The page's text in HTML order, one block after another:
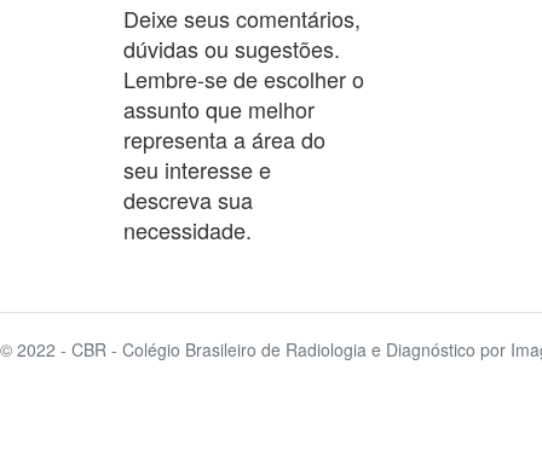
Deixe seus comentários,
dúvidas ou sugestões.
Lembre-se de escolher o
assunto que melhor
representa a área do
seu interesse e
descreva sua
necessidade.
© 2022 - CBR - Colégio Brasileiro de Radiologia e Diagnóstico por